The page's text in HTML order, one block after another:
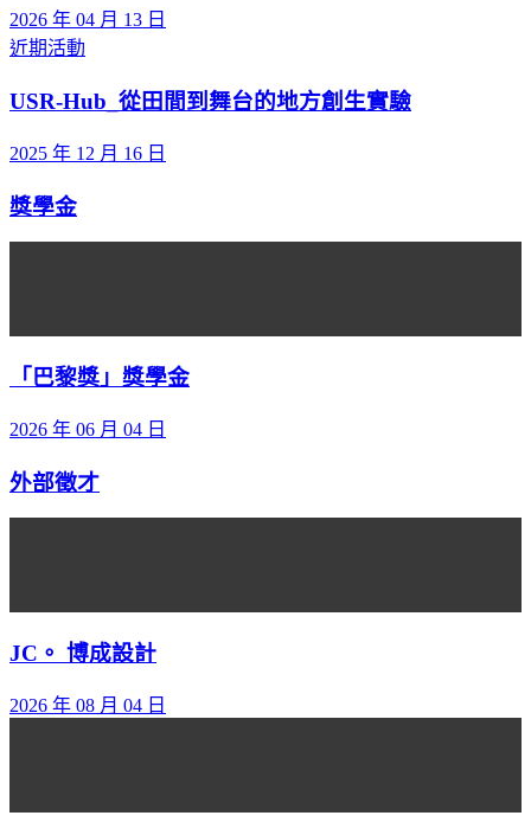
2026 年 04 月 13 日
近期活動
USR-Hub_從田間到舞台的地方創生實驗
2025 年 12 月 16 日
獎學金
「巴黎獎」獎學金
2026 年 06 月 04 日
外部徵才
JC。 博成設計
2026 年 08 月 04 日